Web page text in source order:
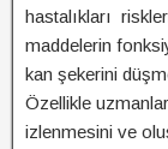
hastalıkları
maddelerin
kan şekerini
Özellikle
izlenmesini ve